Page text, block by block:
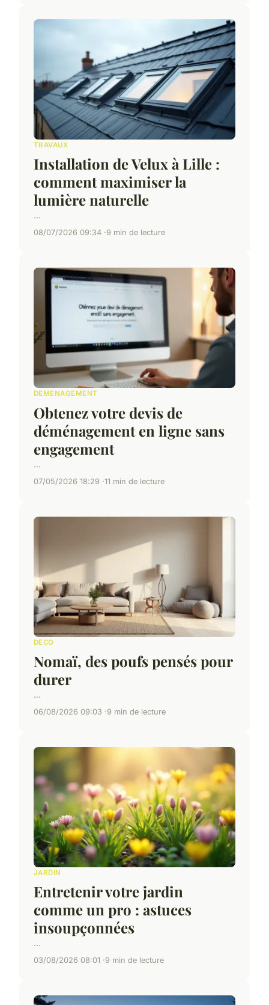
TRAVAUX
Installation de Velux à Lille :
comment maximiser la
lumière naturelle
...
08/07/2026 09:34 9 min de lecture
DEMENAGEMENT
Obtenez votre devis de
déménagement en ligne sans
engagement
...
07/05/2026 18:29 11 min de lecture
DECO
Nomaï, des poufs pensés pour
durer
...
06/08/2026 09:03 9 min de lecture
JARDIN
Entretenir votre jardin
comme un pro : astuces
insoupçonnées
...
03/08/2026 08:01 9 min de lecture